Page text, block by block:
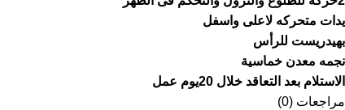
يدات متحركه لاعلى واسفل
بهيدريست للرأس
نجمه معدن خماسية
الاستلام بعد التعاقد خلال 20يوم عمل
مراجعات (0)